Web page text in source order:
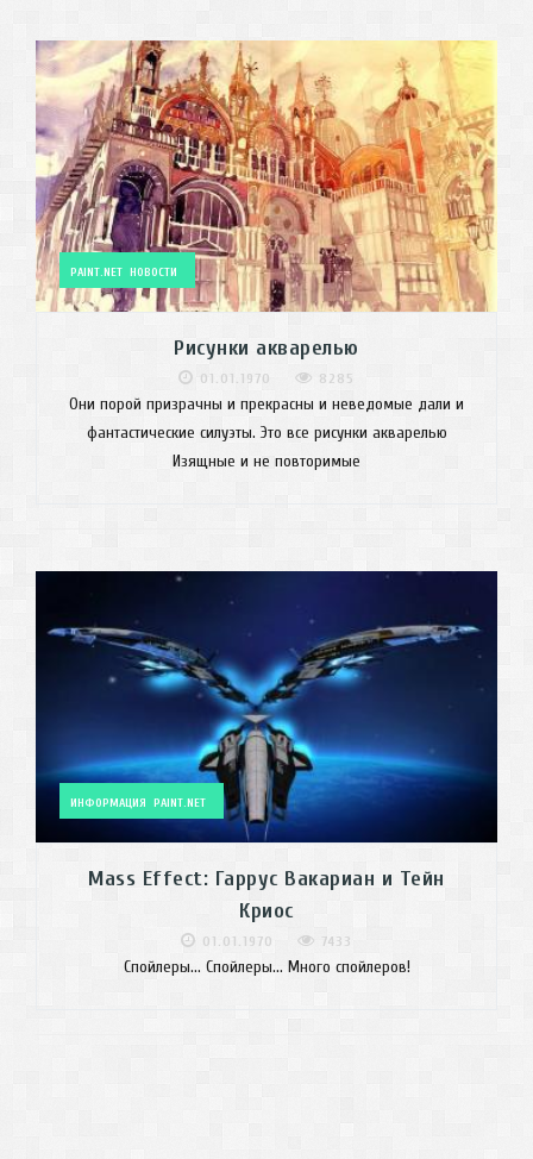
PAINT.NET НОВОСТИ
Рисунки акварелью
01.01.1970 8285
Они порой призрачны и прекрасны и неведомые дали и
фантастические силуэты. Это все рисунки акварелью
Изящные и не повторимые
ИНФОРМАЦИЯ PAINT.NET
Mass Effect: Гаррус Вакариан и Тейн
Криос
01.01.1970 7433
Спойлеры... Спойлеры... Много спойлеров!